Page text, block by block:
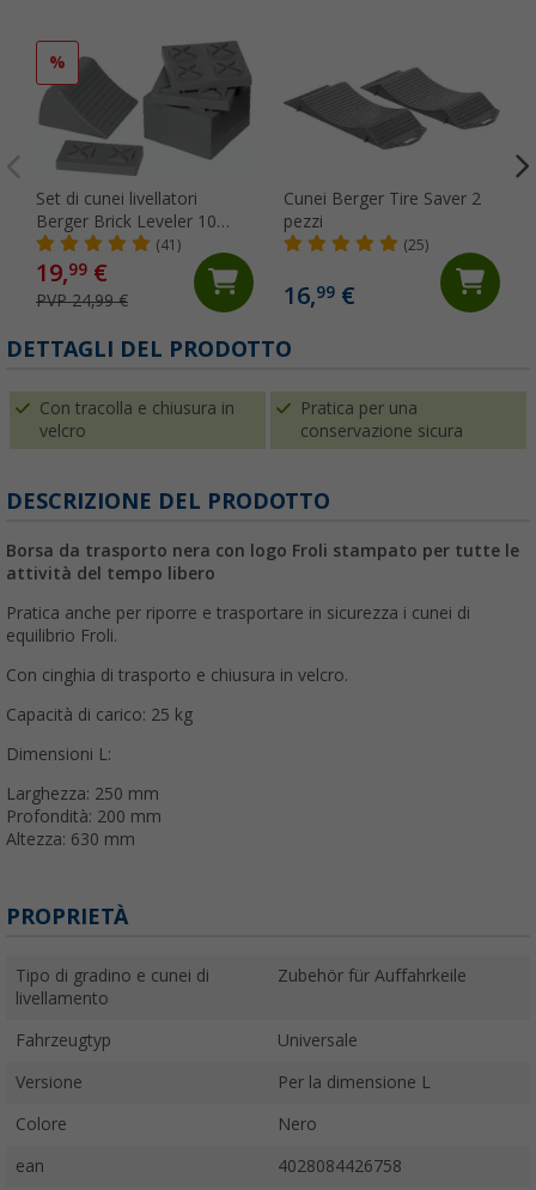
%
Set di cunei livellatori
Berger Brick Leveler 10
pezzi
(41)
19,99 €
PVP 24,99 €
Cunei Berger Tire Saver 2
pezzi
(25)
16,99€
DETTAGLI DEL PRODOTTO
Con tracolla e chiusura in
velcro
Pratica per una
conservazione sicura
DESCRIZIONE DEL PRODOTTO
Borsa da trasporto nera con logo Froli stampato per tutte le
attività del tempo libero
Pratica anche per riporre e trasportare in sicurezza i cunei di
equilibrio Froli.
Con cinghia di trasporto e chiusura in velcro.
Capacità di carico: 25 kg
Dimensioni L:
Larghezza: 250 mm
Profondità: 200 mm
Altezza: 630 mm
PROPRIETÀ
Tipo di gradino e cunei di
livellamento
Zubehör für Auffahrkeile
Fahrzeugtyp Universale
Versione Per la dimensione L
Colore Nero
ean 4028084426758